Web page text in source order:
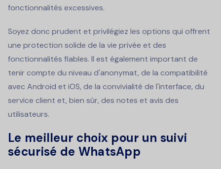
fonctionnalités excessives.
Soyez donc prudent et privilégiez les options qui offrent
une protection solide de la vie privée et des
fonctionnalités fiables. Il est également important de
tenir compte du niveau d'anonymat, de la compatibilité
avec Android et iOS, de la convivialité de l'interface, du
service client et, bien sûr, des notes et avis des
utilisateurs.
Le meilleur choix pour un suivi
sécurisé de WhatsApp